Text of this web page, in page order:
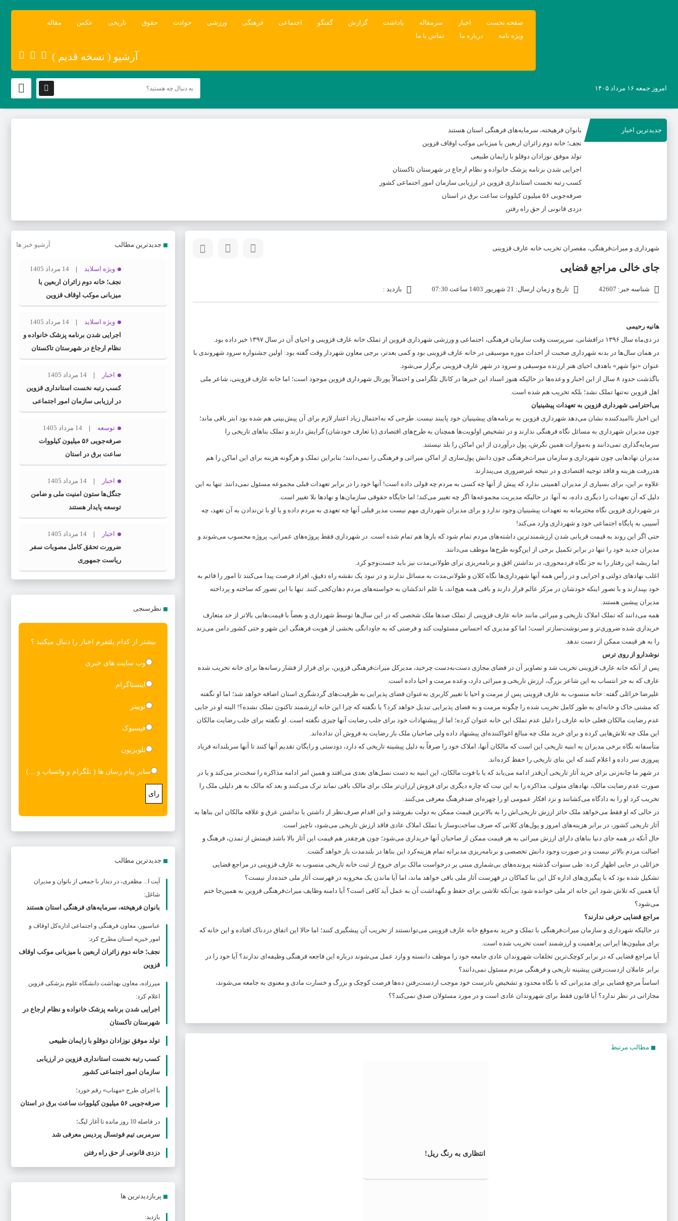
صفحه نخست اخبار سرمقاله یاداشت گزارش گفتگو اجتماعی فرهنگی ورزشی حوادث حقوق تاریخی عکس
مقاله
ویژه نامه
درباره ما تماس با ما
آرشیو ( نسخه قدیم )
امروز جمعه ۱۶ مرداد ۱۴۰۵
جدیدترین اخبار
بانوان فرهیخته، سرمایه‌های فرهنگی استان هستند
نجف؛ خانه دوم زائران اربعین با میزبانی موکب اوقاف قزوین
تولد موفق نوزادان دوقلو با زایمان طبیعی
اجرایی شدن برنامه پزشک خانواده و نظام ارجاع در شهرستان تاکستان
کسب رتبه نخست استانداری قزوین در ارزیابی سازمان امور اجتماعی کشور
صرفه‌جویی ۵۶ میلیون کیلووات‌ ساعت برق در استان
دزدی قانونی از حق راه رفتن
شهرداری و میراث‌فرهنگی، مقصران تخریب خانه عارف قزوینی
جای خالی مراجع قضایی
شناسه خبر: 42607 تاریخ و زمان ارسال: 21 شهریور 1403 ساعت 07:30 بازدید :
هانیه رحیمی
در دی‌ماه سال ۱۳۹۶ درافشانی، سرپرست وقت سازمان فرهنگی، اجتماعی و ورزشی شهرداری قزوین از تملک خانه عارف قزوینی و احیای آن در سال ۱۳۹۷ خبر داده بود.
در همان سال‌ها در بدنه شهرداری صحبت از احداث موزه موسیقی در خانه عارف قزوینی بود و کمی بعدتر، برجی معاون شهردار وقت گفته بود: اولین جشنواره سرود شهروندی با
عنوان «نوا شهر» باهدف احیای هنر ارزنده موسیقی و سرود در شهر عارف قزوینی برگزار می‌شود.
باگذشت حدود ۸ سال از این اخبار و وعده‌ها در حالیکه هنوز اسناد این خبرها در کانال تلگرامی و احتمالاً پورتال شهرداری قزوین موجود است؛ اما خانه عارف قزوینی، شاعر ملی
اهل قزوین نه‌تنها تملک نشد؛ بلکه تخریب هم شده است.
بی‌احترامی شهرداری قزوین به تعهدات پیشینیان
این اخبار ناامیدکننده نشان می‌دهد شهرداری قزوین به برنامه‌های پیشینیان خود پایبند نیست. طرحی که به‌احتمال زیاد اعتبار لازم برای آن پیش‌بینی هم شده بود ابتر باقی ماند؛
چون مدیران شهرداری به مسائل نگاه فرهنگی ندارند و در تشخیص اولویت‌ها همچنان به طرح‌های اقتصادی (با تعارف خودشان) گرایش دارند و تملک بناهای تاریخی را
سرمایه‌گذاری نمی‌دانند و به‌موازات همین نگرش، پول درآوردن از این اماکن را بلد نیستند.
مدیران نهادهایی چون شهرداری و سازمان میراث‌فرهنگی چون دانش پول‌سازی از اماکن میراثی و فرهنگی را نمی‌دانند؛ بنابراین تملک و هرگونه هزینه برای این اماکن را هم
هدررفت هزینه و فاقد توجیه اقتصادی و در نتیجه غیرضروری می‌پندارند.
علاوه بر این، برای بسیاری از مدیران اهمیتی ندارد که پیش از آنها چه کسی به مردم چه قولی داده است! آنها خود را در برابر تعهدات قبلی مجموعه مسئول نمی‌دانند. تنها به این
دلیل که آن تعهدات را دیگری داده، نه آنها. در حالیکه مدیریت مجموعه‌ها اگر چه تغییر می‌کند؛ اما جایگاه حقوقی سازمان‌ها و نهادها بلا تغییر است.
در شهرداری قزوین نگاه محترمانه به تعهدات پیشینیان وجود ندارد و برای مدیران شهرداری مهم نیست مدیر قبلی آنها چه تعهدی به مردم داده و یا او با تن‌ندادن به آن تعهد، چه
آسیبی به پایگاه اجتماعی خود و شهرداری وارد می‌کند!
حتی اگر این روند به قیمت قربانی شدن ارزشمندترین داشته‌های مردم تمام شود که بارها هم تمام شده است. در شهرداری فقط پروژه‌های عمرانی، پروژه محسوب می‌شوند و
مدیران جدید خود را تنها در برابر تکمیل برخی از این‌گونه طرح‌ها موظف می‌دانند.
اما ریشه این رفتار را به جز نگاه فردمحوری، در نداشتن افق و برنامه‌ریزی برای طولانی‌مدت نیز باید جست‌وجو کرد.
اغلب نهادهای دولتی و اجرایی و در رأس همه آنها شهرداری‌ها نگاه کلان و طولانی‌مدت به مسائل ندارند و در نبود یک نقشه راه دقیق، افراد فرصت پیدا می‌کنند تا امور را قائم به
خود بپندارند و با تصور اینکه خودشان در مرکز عالم قرار دارند و باقی همه هیچ‌اند، با علم اندکشان به خواسته‌های مردم دهان‌کجی کنند. تنها با این تصور که ساخته ‌و پرداخته
مدیران پیشین هستند.
همه می‌دانند که تملک املاک تاریخی و میراثی مانند خانه عارف قزوینی از تملک صدها ملک شخصی که در این سال‌ها توسط شهرداری و بعضاً با قیمت‌هایی بالاتر از حد متعارف
خریداری شده ضروری‌تر و سرنوشت‌سازتر است؛ اما کو مدیری که احساس مسئولیت کند و فرصتی که به جاودانگی بخشی از هویت فرهنگی این شهر و حتی کشور دامن می‌زند
را به هر قیمت ممکن از دست ندهد.
نوشدارو از روی ترس
پس از آنکه خانه عارف قزوینی تخریب شد و تصاویر آن در فضای مجازی دست‌به‌دست چرخید، مدیرکل میراث‌فرهنگی قزوین، برای فرار از فشار رسانه‌ها برای خانه تخریب شده
عارف که به جز انتساب به این شاعر بزرگ، ارزش تاریخی و میراثی دارد، وعده مرمت و احیا داده است.
علیرضا خزائلی گفته: خانه منسوب به عارف قزوینی پس از مرمت و احیا با تغییر کاربری به‌عنوان فضای پذیرایی به ظرفیت‌های گردشگری استان اضافه خواهد شد؛ اما او نگفته
که مشتی خاک و خانه‌ای به طور کامل تخریب شده را چگونه مرمت و به فضای پذیرایی تبدیل خواهد کرد؟ یا نگفته که چرا این خانه ارزشمند تاکنون تملک نشده؟! البته او در جایی
عدم رضایت مالکان فعلی خانه عارف را دلیل عدم تملک این خانه عنوان کرده؛ اما از پیشنهادات خود برای جلب رضایت آنها چیزی نگفته است. او نگفته برای جلب رضایت مالکان
این ملک چه تلاش‌هایی کرده و برای خرید ملک چه مبالغ اغواکننده‌ای پیشنهاد داده ولی صاحبان ملک باز رضایت به فروش آن نداده‌اند.
متأسفانه نگاه برخی مدیران به ابنیه تاریخی این است که مالکان آنها، املاک خود را صرفاً به دلیل پیشینه تاریخی که دارد، دودستی و رایگان تقدیم آنها کنند تا آنها سربلندانه فریاد
پیروزی سر داده و اعلام کنند که این بنای تاریخی را حفظ کرده‌اند.
در شهر ما چانه‌زنی برای خرید آثار تاریخی آن‌قدر ادامه می‌یابد که یا با فوت مالکان، این ابنیه به دست نسل‌های بعدی می‌افتد و همین امر ادامه مذاکره را سخت‌تر می‌کند و یا در
صورت عدم رضایت مالک، نهادهای متولی، مذاکره را به این نیت که چاره دیگری برای فروش ارزان‌تر ملک برای مالک باقی نماند ترک می‌کنند و بعد که مالک به هر دلیلی ملک را
تخریب کرد او را به دادگاه می‌کشانند و نزد افکار عمومی او را چهره‌ای ضدفرهنگ معرفی می‌کنند.
در حالی که او فقط می‌خواهد ملک حائز ارزش تاریخی‌اش را به بالاترین قیمت ممکن به دولت بفروشد و این اقدام صرف‌نظر از داشتن یا نداشتن عرق و علاقه مالکان این بناها به
آثار تاریخی کشور، در برابر هزینه‌های امروز و پول‌های کلانی که صرف ساخت‌وساز یا تملک املاک عادی فاقد ارزش تاریخی می‌شود، ناچیز است.
حال ‌آنکه در همه جای دنیا بناهای دارای ارزش میراثی به هر قیمت ممکن از صاحبان آنها خریداری می‌شود؛ چون هرچقدر هم قیمت این آثار بالا باشد قیمتش از تمدن، فرهنگ و
اصالت مردم بالاتر نیست و در صورت وجود دانش تخصصی و برنامه‌ریزی مدبرانه تمام هزینه‌کرد این بناها در بلندمدت باز خواهد گشت.
خزائلی در جایی اظهار کرده: طی سنوات گذشته پرونده‌های بی‌شماری مبنی بر درخواست مالک برای خروج از ثبت خانه تاریخی منسوب به عارف قزوینی در مراجع قضایی
تشکیل شده بود که با پیگیری‌های اداره کل این بنا کماکان در فهرست آثار ملی باقی خواهد ماند، اما آیا ماندن یک مخروبه در فهرست آثار ملی خنده‌دار نیست؟
آیا همین که تلاش شود این خانه اثر ملی خوانده شود بی‌آنکه تلاشی برای حفظ و نگهداشت آن به عمل آید کافی است؟ آیا دامنه وظایف میراث‌فرهنگی قزوین به همین‌جا ختم
می‌شود؟
مراجع قضایی حرفی ندارند؟
در حالیکه شهرداری و سازمان میراث‌فرهنگی با تملک و خرید به‌موقع خانه عارف قزوینی می‌توانستند از تخریب آن پیشگیری کنند؛ اما حالا این اتفاق دردناک افتاده و این خانه که
برای میلیون‌ها ایرانی پراهمیت و ارزشمند است تخریب شده است.
آیا مراجع قضایی که در برابر کوچک‌ترین تخلفات شهروندان عادی جامعه خود را موظف دانسته و وارد عمل می‌شوند درباره این فاجعه فرهنگی وظیفه‌ای ندارند؟ آیا خود را در
برابر عاملان ازدست‌رفتن پیشینه تاریخی و فرهنگی مردم مسئول نمی‌دانند؟
اساساً مرجع قضایی برای مدیرانی که با نگاه محدود و تشخیص نادرست خود موجب ازدست‌رفتن ده‌ها فرصت کوچک و بزرگ و خسارت مادی و معنوی به جامعه می‌شوند،
مجازاتی در نظر ندارد؟ آیا قانون فقط برای شهروندان عادی است و در مورد مسئولان صدق نمی‌کند؟؟
مطالب مرتبط
انتظاری به رنگ ریل!
جدیدترین مطالب آرشیو خبر ها
ویژه اسلاید
14 مرداد 1405
نجف؛ خانه دوم زائران اربعین با
میزبانی موکب اوقاف قزوین
ویژه اسلاید
14 مرداد 1405
اجرایی شدن برنامه پزشک خانواده و
نظام ارجاع در شهرستان تاکستان
اخبار
14 مرداد 1405
کسب رتبه نخست استانداری قزوین
در ارزیابی سازمان امور اجتماعی
کشور
توسعه
14 مرداد 1405
صرفه‌جویی ۵۶ میلیون کیلووات‌
ساعت برق در استان
اخبار
14 مرداد 1405
جنگل‌ها ستون امنیت ملی و ضامن
توسعه پایدار هستند
اخبار
14 مرداد 1405
ضرورت تحقق کامل مصوبات سفر
ریاست‌ جمهوری
نظرسنجی
بیشتر از کدام پلتفرم اخبار را دنبال میکنید ؟
وب سایت های خبری
اینستاگرام
توییتر
فیسبوک
تلویزیون
سایر پیام رسان ها ( تلگرام و واتساپ و ...)
رای
جدیدترین مطالب
آیت ا... مظفری، در دیدار با جمعی از بانوان و مدیران
شاغل:
بانوان فرهیخته، سرمایه‌های فرهنگی استان هستند
عباسپور، معاون فرهنگی و اجتماعی اداره‌کل اوقاف و
امور خیریه استان مطرح كرد:
نجف؛ خانه دوم زائران اربعین با میزبانی موکب اوقاف
قزوین
ميرزاده، معاون بهداشت دانشگاه علوم پزشکی قزوین
اعلام کرد:
اجرایی شدن برنامه پزشک خانواده و نظام ارجاع در
شهرستان تاکستان
تولد موفق نوزادان دوقلو با زایمان طبیعی
کسب رتبه نخست استانداری قزوین در ارزیابی
سازمان امور اجتماعی کشور
با اجرای طرح «مهتاب» رقم خورد؛
صرفه‌جویی ۵۶ میلیون کیلووات‌ ساعت برق در استان
در فاصله 10 روز مانده تا آغاز لیگ؛
سرمربی تیم فوتسال پردیس معرفی شد
دزدی قانونی از حق راه رفتن
پربازدیدترین ها
بازدید: